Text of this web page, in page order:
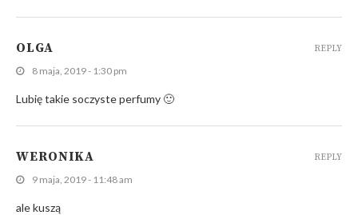
OLGA
8 maja, 2019 - 1:30 pm
Lubię takie soczyste perfumy 🙂
REPLY
WERONIKA
9 maja, 2019 - 11:48 am
ale kuszą
REPLY